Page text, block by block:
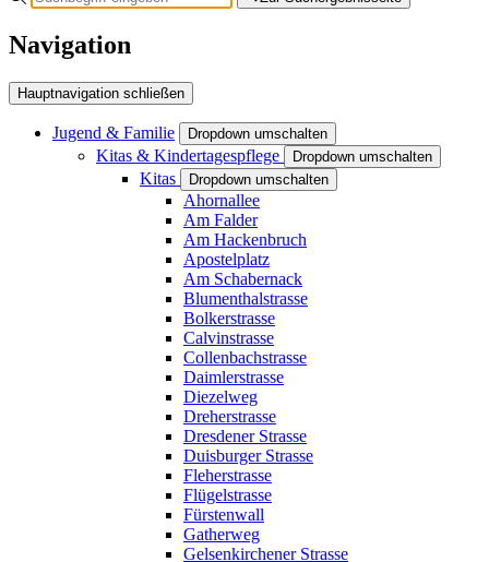
Navigation
Hauptnavigation schließen
Jugend & Familie Dropdown umschalten
Kitas & Kindertagespflege Dropdown umschalten
Kitas Dropdown umschalten
Ahornallee
Am Falder
Am Hackenbruch
Apostelplatz
Am Schabernack
Blumenthalstrasse
Bolkerstrasse
Calvinstrasse
Collenbachstrasse
Daimlerstrasse
Diezelweg
Dreherstrasse
Dresdener Strasse
Duisburger Strasse
Fleherstrasse
Flügelstrasse
Fürstenwall
Gatherweg
Gelsenkirchener Strasse